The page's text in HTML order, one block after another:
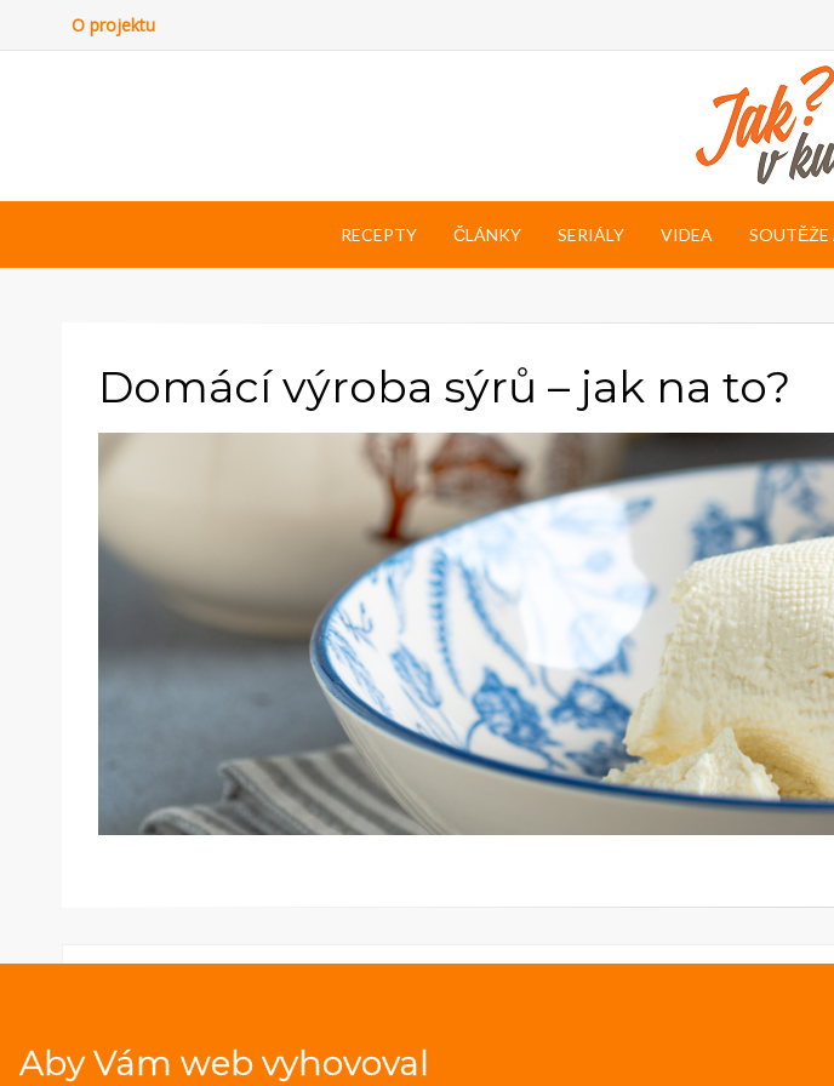
O projektu
RECEPTY ČLÁNKY SERIÁLY VIDEA
Domácí výroba sýrů – jak na to?
Aby Vám web vyhovoval